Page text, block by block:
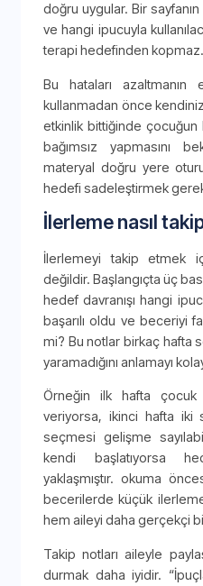
doğru uygular. Bir
ve hangi ipucuyla
terapi hedefinden kopmaz.
Bu hataları
kullanmadan önce
etkinlik bittiğinde çocuğun
bağımsız yapmasını
materyal doğru yere
hedefi sadeleştirmek
İlerleme nasıl
İlerlemeyi takip etmek
değildir. Başlangıçta üç
hedef davranışı hangi
başarılı oldu ve beceriyi
mi? Bu notlar birkaç hafta
yaramadığını anlamayı
Örneğin ilk hafta çocuk
veriyorsa, ikinci hafta iki
seçmesi gelişme
kendi başlatıyorsa
yaklaşmıştır. okuma
becerilerde küçük
hem aileyi daha gerçekçi
Takip notları aileyle
durmak daha iyidir.